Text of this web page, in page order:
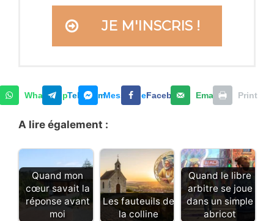
JE M'INSCRIS !
WhatsAppTelegramMessengerFacebook Email Print
A lire également :
Quand mon
cœur savait la
réponse avant
moi
Les fauteuils de
la colline
Quand le libre
arbitre se joue
dans un simple
abricot